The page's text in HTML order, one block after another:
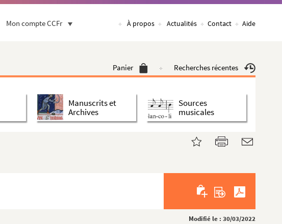
Mon compte CCFr À propos Actualités Contact Aide
Panier Recherches récentes
Manuscrits et
Archives
Sources
musicales
Modifié le : 30/03/2022